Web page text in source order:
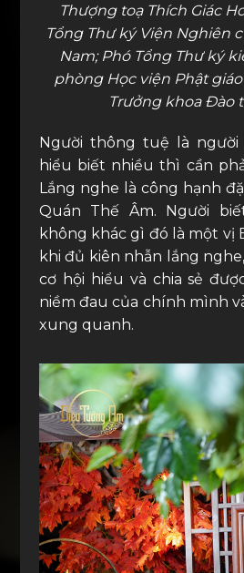
Thượng toạ Thích Giác
Tổng Thư ký Viện Nghiên
Nam; Phó Tổng Thư ký
phòng Học viện Phật giáo
Trưởng khoa Đào
Người thông tuệ là người
hiểu biết nhiều thì cần
Lắng nghe là công hạnh
Quán Thế Âm. Người
không khác gì đó là một vị
khi đủ kiên nhẫn lắng
cơ hội hiểu và chia sẻ
niềm đau của chính mình
xung quanh.